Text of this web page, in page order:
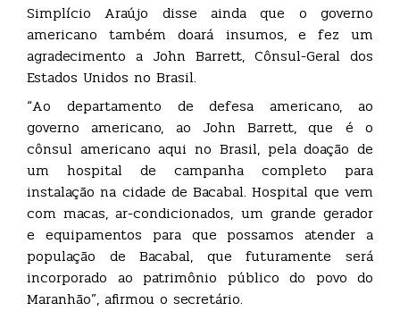
Simplício Araújo disse ainda que o governo
americano também doará insumos, e fez um
agradecimento a John Barrett, Cônsul-Geral dos
Estados Unidos no Brasil.
“Ao departamento de defesa americano, ao
governo americano, ao John Barrett, que é o
cônsul americano aqui no Brasil, pela doação de
um hospital de campanha completo para
instalação na cidade de Bacabal. Hospital que vem
com macas, ar-condicionados, um grande gerador
e equipamentos para que possamos atender a
população de Bacabal, que futuramente será
incorporado ao patrimônio público do povo do
Maranhão”, afirmou o secretário.